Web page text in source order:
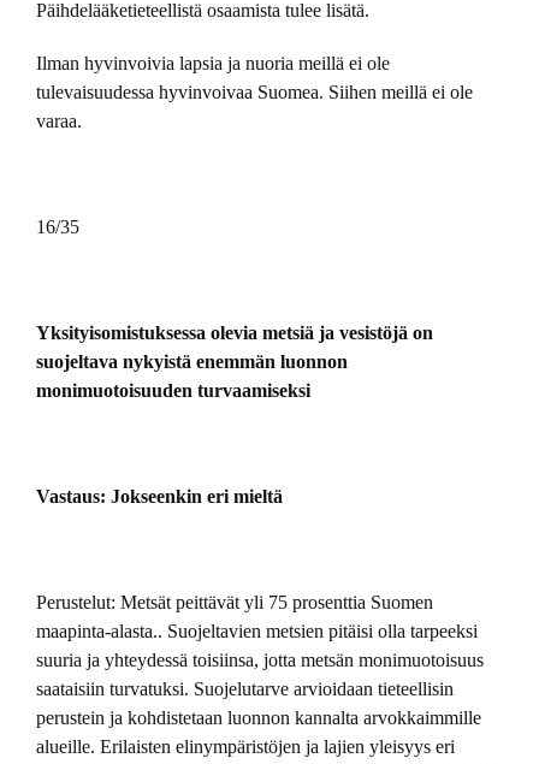
Päihdelääketieteellistä osaamista tulee lisätä.
Ilman hyvinvoivia lapsia ja nuoria meillä ei ole
tulevaisuudessa hyvinvoivaa Suomea. Siihen meillä ei ole
varaa.
16/35
Yksityisomistuksessa olevia metsiä ja vesistöjä on
suojeltava nykyistä enemmän luonnon
monimuotoisuuden turvaamiseksi
Vastaus: Jokseenkin eri mieltä
Perustelut: Metsät peittävät yli 75 prosenttia Suomen
maapinta-alasta.. Suojeltavien metsien pitäisi olla tarpeeksi
suuria ja yhteydessä toisiinsa, jotta metsän monimuotoisuus
saataisiin turvatuksi. Suojelutarve arvioidaan tieteellisin
perustein ja kohdistetaan luonnon kannalta arvokkaimmille
alueille. Erilaisten elinympäristöjen ja lajien yleisyys eri